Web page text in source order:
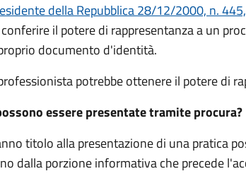
della Repubblica 28/12/2000, n.
il potere di rappresentanza a un
documento d'identità.
potrebbe ottenere il potere di
essere presentate tramite procura?
titolo alla presentazione di una pratica
dalla porzione informativa che precede